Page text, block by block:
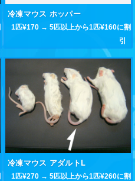
冷凍マウス ホッパー
1匹¥170 → 5匹以上から1匹¥160に割
引
冷凍マウス アダルトL
1匹¥270 → 5匹以上から1匹¥260に割